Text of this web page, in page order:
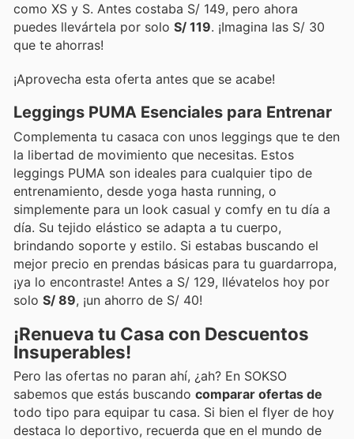
como XS y S. Antes costaba S/ 149, pero ahora
puedes llevártela por solo S/ 119. ¡Imagina las S/ 30
que te ahorras!
¡Aprovecha esta oferta antes que se acabe!
Leggings PUMA Esenciales para Entrenar
Complementa tu casaca con unos leggings que te den
la libertad de movimiento que necesitas. Estos
leggings PUMA son ideales para cualquier tipo de
entrenamiento, desde yoga hasta running, o
simplemente para un look casual y comfy en tu día a
día. Su tejido elástico se adapta a tu cuerpo,
brindando soporte y estilo. Si estabas buscando el
mejor precio en prendas básicas para tu guardarropa,
¡ya lo encontraste! Antes a S/ 129, llévatelos hoy por
solo S/ 89, ¡un ahorro de S/ 40!
¡Renueva tu Casa con Descuentos
Insuperables!
Pero las ofertas no paran ahí, ¿ah? En SOKSO
sabemos que estás buscando comparar ofertas de
todo tipo para equipar tu casa. Si bien el flyer de hoy
destaca lo deportivo, recuerda que en el mundo de